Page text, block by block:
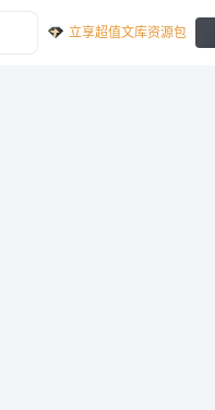
立享超值文库资源包